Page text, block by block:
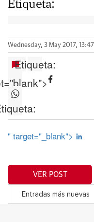
Etiqueta:
Wednesday, 3 May 2017, 13:47
Etiqueta:
" target="_blank">
VER POST
Entradas más nuevas